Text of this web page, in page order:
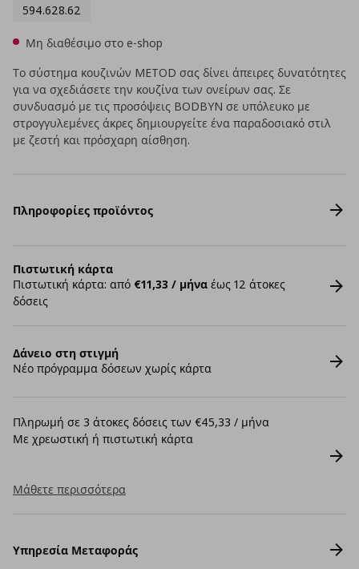
594.628.62
Μη διαθέσιμο στο e-shop
Το σύστημα κουζινών METOD σας δίνει άπειρες δυνατότητες
για να σχεδιάσετε την κουζίνα των ονείρων σας. Σε
συνδυασμό με τις προσόψεις BODBYN σε υπόλευκο με
στρογγυλεμένες άκρες δημιουργείτε ένα παραδοσιακό στιλ
με ζεστή και πρόσχαρη αίσθηση.
Πληροφορίες προϊόντος
Πιστωτική κάρτα
Πιστωτική κάρτα: από €11,33 / μήνα έως 12 άτοκες
δόσεις
Δάνειο στη στιγμή
Νέο πρόγραμμα δόσεων χωρίς κάρτα
Πληρωμή σε 3 άτοκες δόσεις των €45,33 / μήνα
Με χρεωστική ή πιστωτική κάρτα
Μάθετε περισσότερα
Υπηρεσία Μεταφοράς